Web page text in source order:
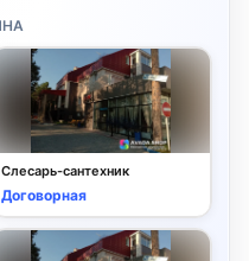
Слесарь-сантехник
Договорная